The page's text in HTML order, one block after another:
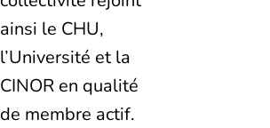
ainsi le CHU,
l’Université et la
CINOR en qualité
de membre actif.